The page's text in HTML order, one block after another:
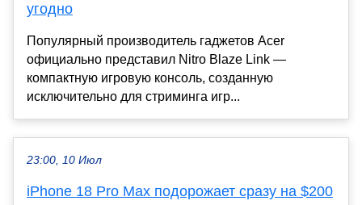
угодно
Популярный производитель гаджетов Acer
официально представил Nitro Blaze Link —
компактную игровую консоль, созданную
исключительно для стриминга игр...
23:00, 10 Июл
iPhone 18 Pro Max подорожает сразу на $200